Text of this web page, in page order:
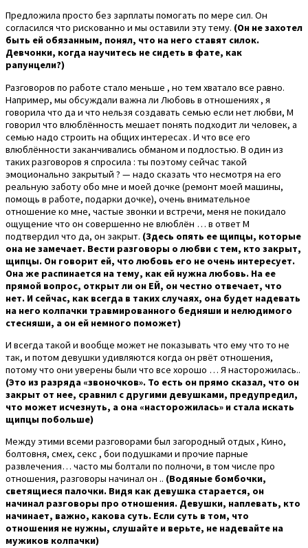
Предложила просто без зарплаты помогать по мере сил. Он
согласился что рискованно и мы оставили эту тему. (Он не захотел
быть ей обязанным, понял, что на него ставят силок.
Девчонки, когда научитесь не сидеть в фате, как
рапунцели?)
Разговоров по работе стало меньше , но тем хватало все равно.
Например, мы обсуждали важна ли Любовь в отношениях , я
говорила что да и что нельзя создавать семью если нет любви, М
говорил что влюблённость мешает понять подходит ли человек, а
семью надо строить на общих интересах . И что все его
влюблённости заканчивались обманом и подлостью. В один из
таких разговоров я спросила : ты поэтому сейчас такой
эмоционально закрытый ? — надо сказать что несмотря на его
реальную заботу обо мне и моей дочке (ремонт моей машины,
помощь в работе, подарки дочке), очень внимательное
отношение ко мне, частые звонки и встречи, меня не покидало
ощущение что он совершенно не влюблён … в ответ М
подтвердил что да, он закрыт. (Здесь опять ее щипцы, которые
она не замечает. Вести разговоры о любви с тем, кто закрыт,
щипцы. Он говорит ей, что любовь его не очень интересует.
Она же распинается на тему, как ей нужна любовь. На ее
прямой вопрос, открыт ли он ЕЙ, он честно отвечает, что
нет. И сейчас, как всегда в таких случаях, она будет надевать
на него колпачки травмированного бедняши и нелюдимого
стесняши, а он ей немного поможет)
И всегда такой и вообще может не показывать что ему что то не
так, и потом девушки удивляются когда он рвёт отношения,
потому что они уверены были что все хорошо … Я насторожилась..
(Это из разряда «звоночков». То есть он прямо сказал, что он
закрыт от нее, сравнил с другими девушками, предупредил,
что может исчезнуть, а она «насторожилась» и стала искать
щипцы побольше)
Между этими всеми разговорами был загородный отдых , Кино,
болтовня, смех, секс , бои подушками и прочие парные
развлечения… часто мы болтали по полночи, в том числе про
отношения, разговоры начинал он .. (Водяные бомбочки,
светящиеся палочки. Видя как девушка старается, он
начинал разговоры про отношения. Девушки, наплевать, кто
начинает, важно, какова суть. Если суть в том, что
отношения не нужны, слушайте и верьте, не надевайте на
мужиков колпачки)